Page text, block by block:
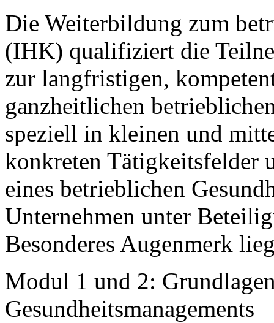
Die Weiterbildung zum
(IHK) qualifiziert die
zur langfristigen,
ganzheitlichen
speziell in kleinen und
konkreten Tätigkeitsfelder
eines betrieblichen
Unternehmen unter
Besonderes Augenmerk
Modul 1 und 2:
Gesundheitsmanagements